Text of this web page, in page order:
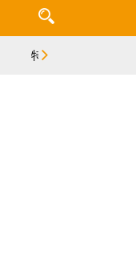
特集